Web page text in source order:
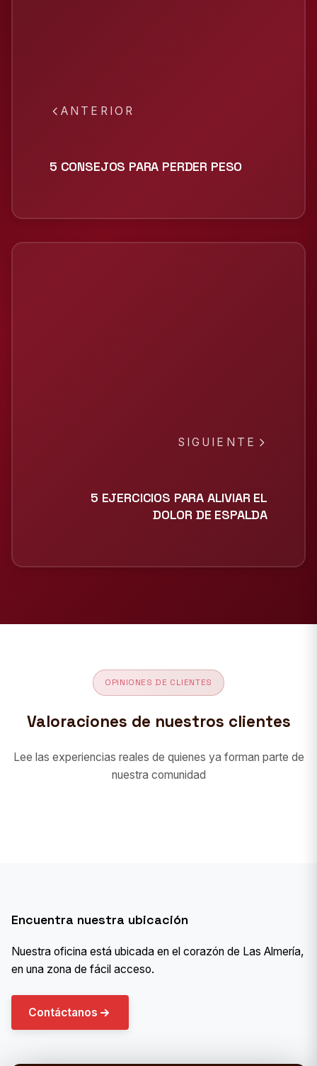
ANTERIOR
5 CONSEJOS PARA PERDER PESO
SIGUIENTE
5 EJERCICIOS PARA ALIVIAR EL
DOLOR DE ESPALDA
OPINIONES DE CLIENTES
Valoraciones de nuestros clientes
Lee las experiencias reales de quienes ya forman parte de
nuestra comunidad
Encuentra nuestra ubicación
Nuestra oficina está ubicada en el corazón de Las Almería,
en una zona de fácil acceso.
Contáctanos